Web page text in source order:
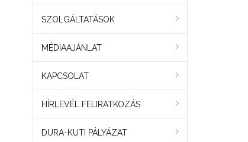
SZOLGÁLTATÁSOK
MÉDIAAJÁNLAT
KAPCSOLAT
HÍRLEVÉL FELIRATKOZÁS
DURA-KUTI PÁLYÁZAT